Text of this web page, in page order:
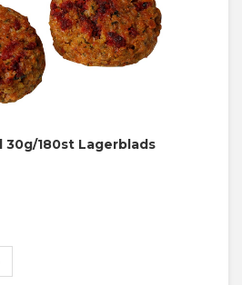
180st Lagerblads